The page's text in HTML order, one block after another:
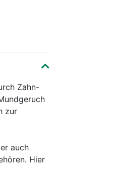
Zahn-
zur
auch
Hier